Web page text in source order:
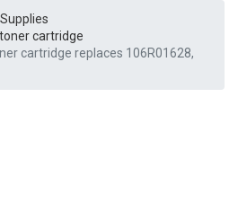
cartridge
cartridge replaces 106R01628,